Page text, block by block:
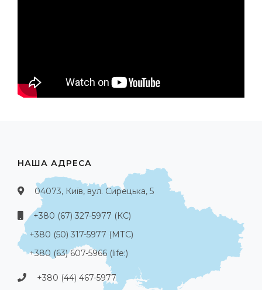
НАША АДРЕСА
04073, Київ, вул. Сирецька, 5
+380 (67) 327-5977 (КС)
+380 (50) 317-5977 (МТС)
+380 (63) 607-5966 (life:)
+380 (44) 467-5977